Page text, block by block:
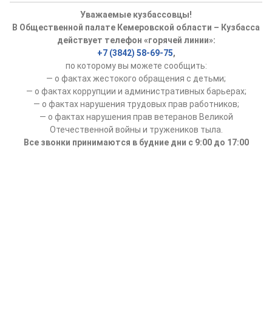
Уважаемые кузбассовцы!
В Общественной палате Кемеровской области – Кузбасса
действует телефон «горячей линии»:
+7 (3842) 58-69-75,
по которому вы можете сообщить:
— о фактах жестокого обращения с детьми;
— о фактах коррупции и административных барьерах;
— о фактах нарушения трудовых прав работников;
— о фактах нарушения прав ветеранов Великой
Отечественной войны и тружеников тыла.
Все звонки принимаются в будние дни с 9:00 до 17:00